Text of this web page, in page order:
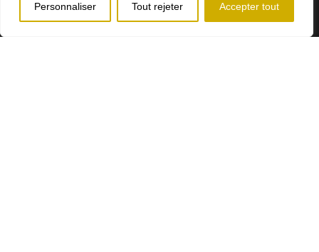
Personnaliser Tout rejeter Accepter tout
T. 418 343-3961